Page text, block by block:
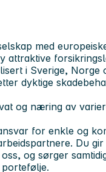
med
attraktive
i Sverige, Norge
dyktige
og næring av
for enkle og
Du
og sørger